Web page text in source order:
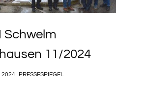
Schwelm
11/2024
2024 PRESSESPIEGEL